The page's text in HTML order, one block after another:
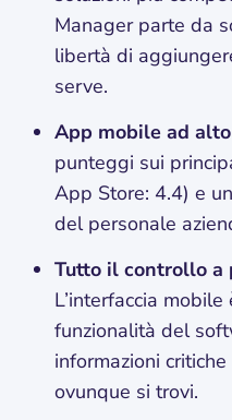
Manager parte da
libertà di
serve.
App mobile ad
punteggi sui
App Store: 4.4) e
del personale
Tutto il controllo a
L’interfaccia
funzionalità del
informazioni
ovunque si trovi.